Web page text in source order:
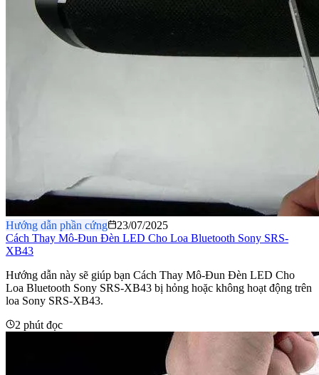
Hướng dẫn phần cứng
23/07/2025
Cách Thay Mô-Đun Đèn LED Cho Loa Bluetooth Sony SRS-
XB43
Hướng dẫn này sẽ giúp bạn Cách Thay Mô-Đun Đèn LED Cho
Loa Bluetooth Sony SRS-XB43 bị hỏng hoặc không hoạt động trên
loa Sony SRS-XB43.
2 phút đọc